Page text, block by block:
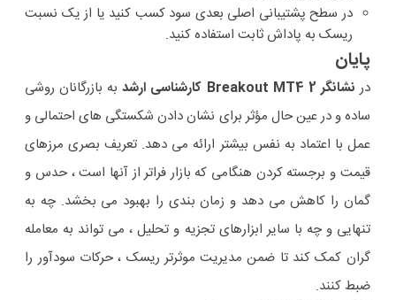
در سطح پشتیبانی اصلی بعدی سود کسب کنید یا از یک نسبت
ریسک به پاداش ثابت استفاده کنید.
پایان
در نشانگر Breakout MT4 2 کارشناسی ارشد
به بازرگانان روشی
ساده و در عین حال مؤثر برای نشان دادن شکستگی های احتمالی و
عمل با اعتماد به نفس بیشتر ارائه می دهد. تعریف بصری مرزهای
قیمت و برجسته کردن هنگامی که بازار فراتر از آنها است ، حدس و
گمان را کاهش می دهد و زمان بندی را بهبود می بخشد. چه به
تنهایی و چه با سایر ابزارهای تجزیه و تحلیل ، می تواند به معامله
گران کمک کند تا ضمن مدیریت موثرتر ریسک ، حرکات سودآور را
ضبط کنند.